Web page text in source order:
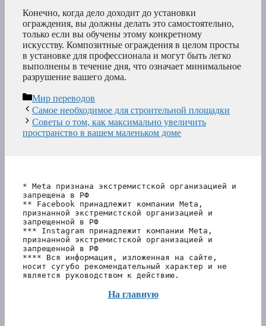
Конечно, когда дело доходит до установки
ограждения, вы должны делать это самостоятельно,
только если вы обучены этому конкретному
искусству. Композитные ограждения в целом просты
в установке для профессионала и могут быть легко
выполнены в течение дня, что означает минимальное
разрушение вашего дома.
Рубрики
Мир переводов
Самое необходимое для строительной площадки
Советы о том, как максимально увеличить
пространство в вашем маленьком доме
* Meta признана экстремистской организацией и
запрещена в РФ
** Facebook принадлежит компании Meta,
признанной экстремистской организацией и
запрещенной в РФ
*** Instagram принадлежит компании Meta,
признанной экстремистской организацией и
запрещенной в РФ
**** Вся информация, изложенная на сайте,
носит сугубо рекомендательный характер и не
является руководством к действию.
На главную